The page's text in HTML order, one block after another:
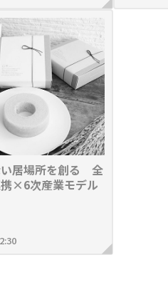
い居場所を創る 全
×6次産業モデル